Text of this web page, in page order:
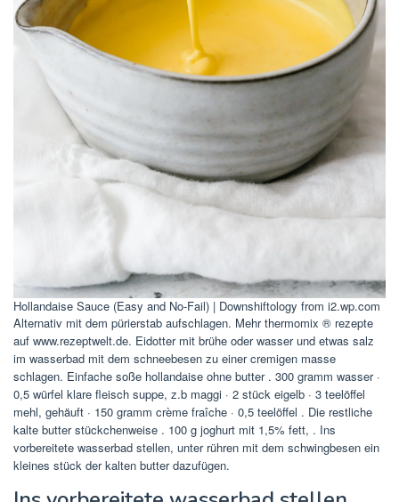
Hollandaise Sauce (Easy and No-Fail) | Downshiftology from i2.wp.com
Alternativ mit dem pürierstab aufschlagen. Mehr thermomix ® rezepte
auf www.rezeptwelt.de. Eidotter mit brühe oder wasser und etwas salz
im wasserbad mit dem schneebesen zu einer cremigen masse
schlagen. Einfache soße hollandaise ohne butter . 300 gramm wasser ·
0,5 würfel klare fleisch suppe, z.b maggi · 2 stück eigelb · 3 teelöffel
mehl, gehäuft · 150 gramm crème fraîche · 0,5 teelöffel . Die restliche
kalte butter stückchenweise . 100 g joghurt mit 1,5% fett, . Ins
vorbereitete wasserbad stellen, unter rühren mit dem schwingbesen ein
kleines stück der kalten butter dazufügen.